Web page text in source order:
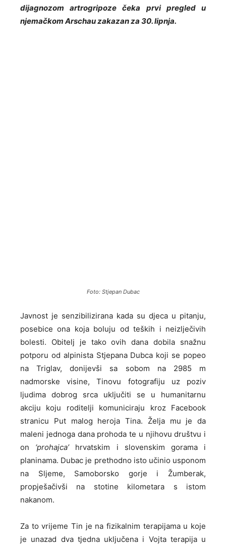
dijagnozom artrogripoze čeka prvi pregled u
njemačkom Arschau zakazan za 30. lipnja.
Foto: Stjepan Dubac
Javnost je senzibilizirana kada su djeca u pitanju,
posebice ona koja boluju od teških i neizlječivih
bolesti. Obitelj je tako ovih dana dobila snažnu
potporu od alpinista Stjepana Dubca koji se popeo
na Triglav, donijevši sa sobom na 2985 m
nadmorske visine, Tinovu fotografiju uz poziv
ljudima dobrog srca uključiti se u humanitarnu
akciju koju roditelji komuniciraju kroz Facebook
stranicu Put malog heroja Tina. Želja mu je da
maleni jednoga dana prohoda te u njihovu društvu i
on ‘prohajca’hrvatskim i slovenskim gorama i
planinama. Dubac je prethodno isto učinio usponom
na Sljeme, Samoborsko gorje i Žumberak,
propješačivši na stotine kilometara s istom
nakanom.
Za to vrijeme Tin je na fizikalnim terapijama u koje
je unazad dva tjedna uključena i Vojta terapija u